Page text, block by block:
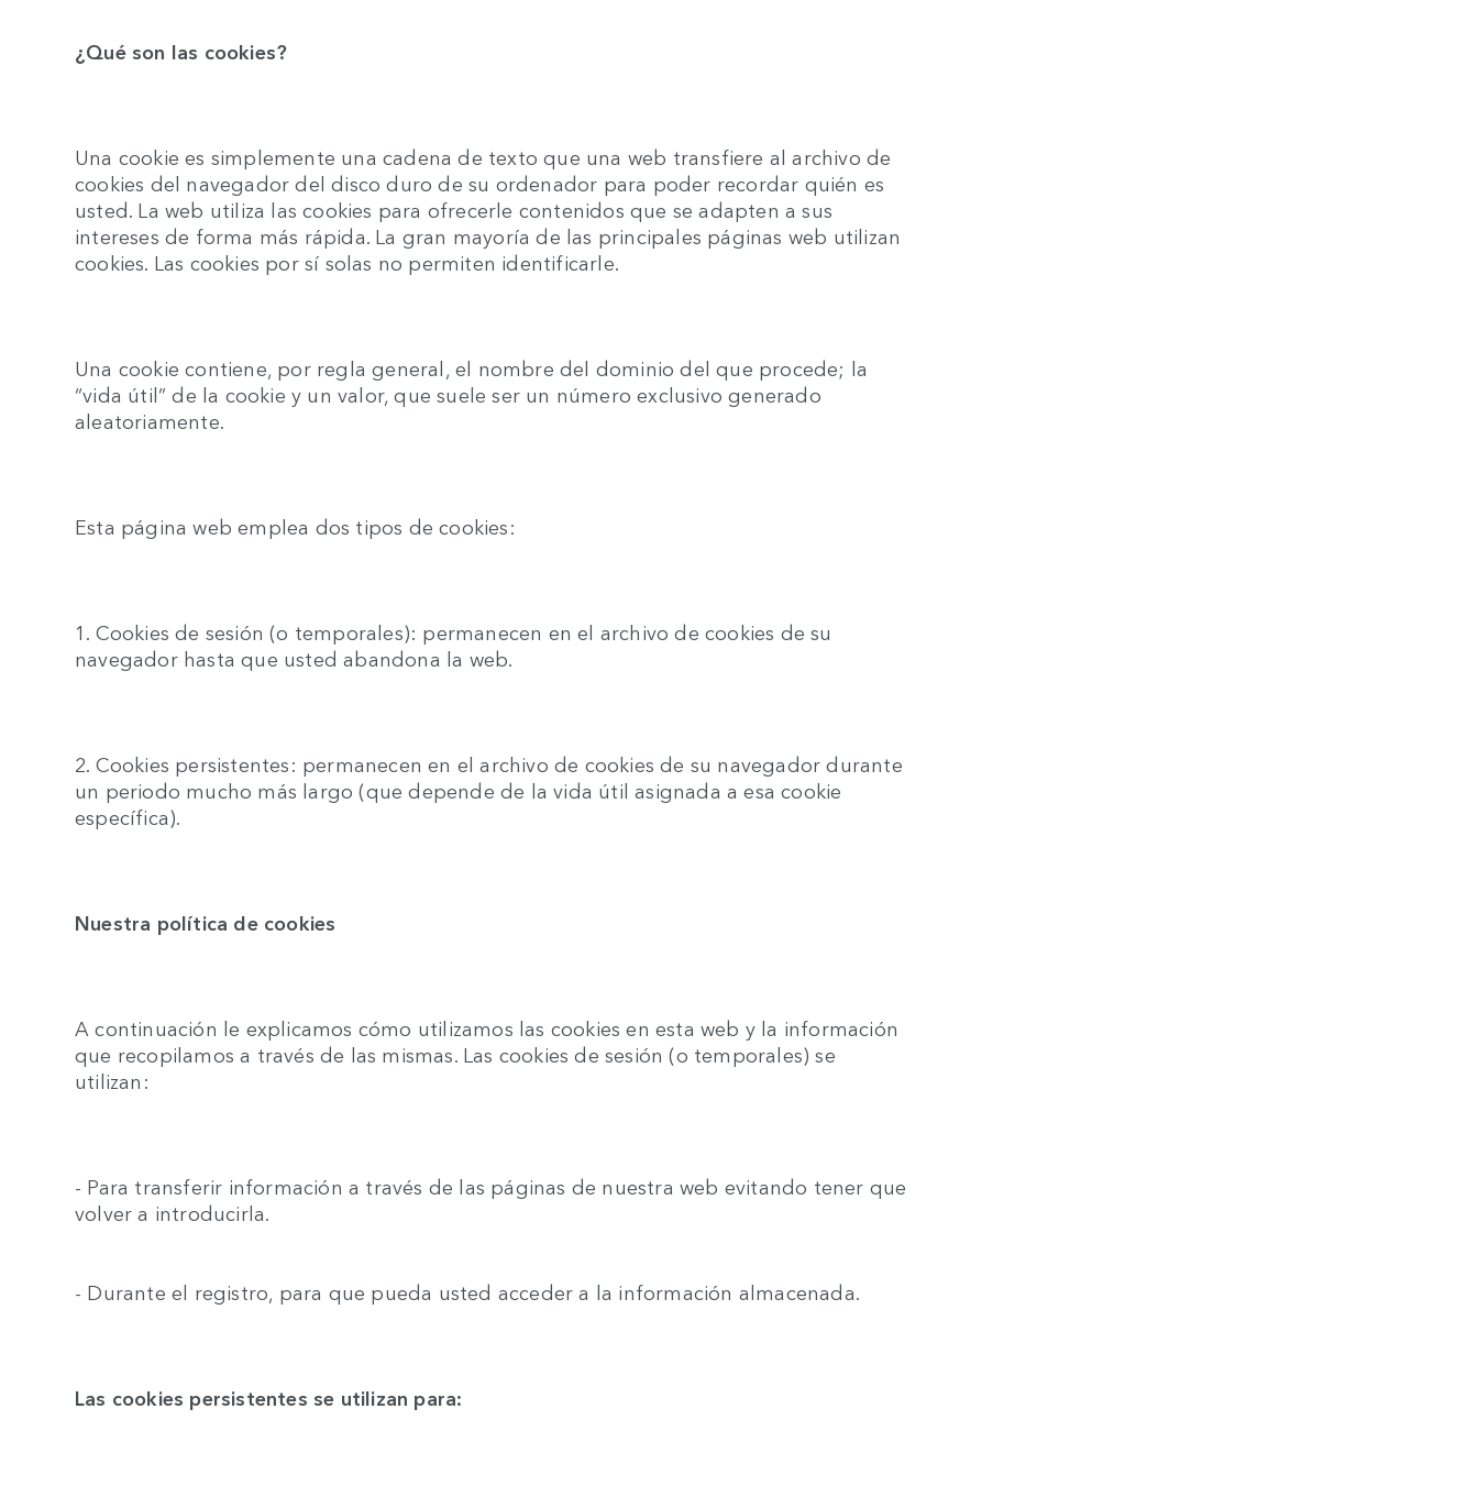
¿Qué son las cookies?
Una cookie es simplemente una cadena de texto que una web transfiere al archivo de
cookies del navegador del disco duro de su ordenador para poder recordar quién es
usted. La web utiliza las cookies para ofrecerle contenidos que se adapten a sus
intereses de forma más rápida. La gran mayoría de las principales páginas web utilizan
cookies. Las cookies por sí solas no permiten identificarle.
Una cookie contiene, por regla general, el nombre del dominio del que procede; la
“vida útil” de la cookie y un valor, que suele ser un número exclusivo generado
aleatoriamente.
Esta página web emplea dos tipos de cookies:
1. Cookies de sesión (o temporales): permanecen en el archivo de cookies de su
navegador hasta que usted abandona la web.
2. Cookies persistentes: permanecen en el archivo de cookies de su navegador durante
un periodo mucho más largo (que depende de la vida útil asignada a esa cookie
específica).
Nuestra política de cookies
A continuación le explicamos cómo utilizamos las cookies en esta web y la información
que recopilamos a través de las mismas. Las cookies de sesión (o temporales) se
utilizan:
- Para transferir información a través de las páginas de nuestra web evitando tener que
volver a introducirla.
- Durante el registro, para que pueda usted acceder a la información almacenada.
Las cookies persistentes se utilizan para: